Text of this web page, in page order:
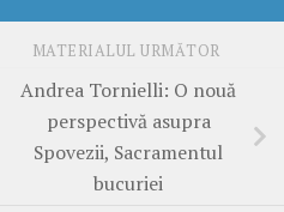
MATERIALUL URMĂTOR
Andrea Tornielli: O nouă
perspectivă asupra
Spovezii, Sacramentul
bucuriei